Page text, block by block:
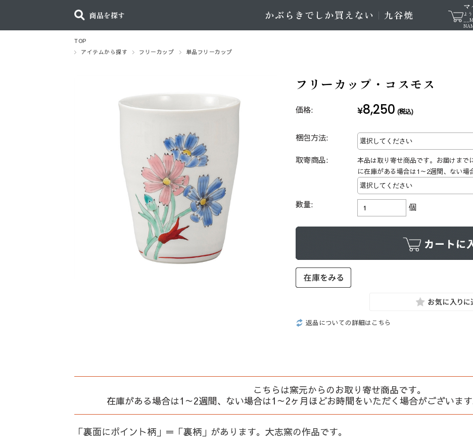
商品を探す
マ
よ
TOP
アイテムから探す
フリーカップ 単品フリーカップ
フリーカップ・コスモス
価格: ¥8,250 (税込)
梱包方法:
取寄商品:
本品は取り寄せ商品です。お届けまで
に在庫がある場合は1～2週間、ない場
数量: 個
返品についての詳細はこちら
こちらは窯元からのお取り寄せ商品です。
在庫がある場合は1～2週間、ない場合は1～2ヶ月ほどお時間をいただく場合がございます
「裏面にポイント柄」＝「裏柄」があります。大志窯の作品です。